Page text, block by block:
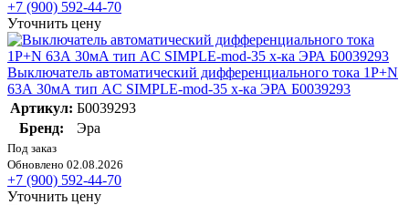
+7 (900) 592-44-70
Уточнить цену
Выключатель автоматический дифференциального тока 1P+N
63А 30мА тип AC SIMPLE-mod-35 х-ка ЭРА Б0039293
Артикул: Б0039293
Бренд:
Эра
Под заказ
Обновлено 02.08.2026
+7 (900) 592-44-70
Уточнить цену